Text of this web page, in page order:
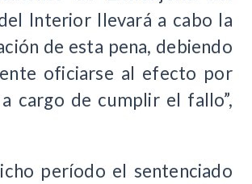
Interior llevará a cabo la
de esta pena, debiendo
oficiarse al efecto por
cargo de cumplir el fallo”,
período el sentenciado